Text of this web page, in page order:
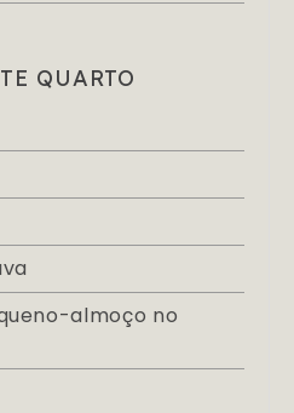
QUARTO
almoço no